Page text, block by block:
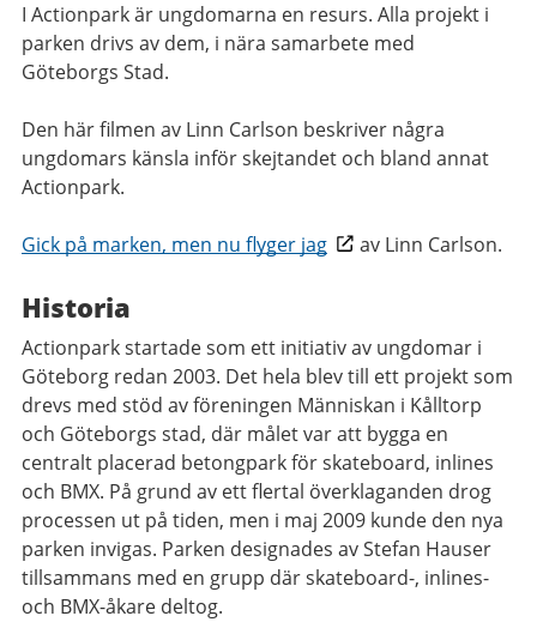
I Actionpark är ungdomarna en resurs. Alla projekt i
parken drivs av dem, i nära samarbete med
Göteborgs Stad.
Den här filmen av Linn Carlson beskriver några
ungdomars känsla inför skejtandet och bland annat
Actionpark.
Gick på marken, men nu flyger jag av Linn Carlson.
Historia
Actionpark startade som ett initiativ av ungdomar i
Göteborg redan 2003. Det hela blev till ett projekt som
drevs med stöd av föreningen Människan i Kålltorp
och Göteborgs stad, där målet var att bygga en
centralt placerad betongpark för skateboard, inlines
och BMX. På grund av ett flertal överklaganden drog
processen ut på tiden, men i maj 2009 kunde den nya
parken invigas. Parken designades av Stefan Hauser
tillsammans med en grupp där skateboard-, inlines-
och BMX-åkare deltog.